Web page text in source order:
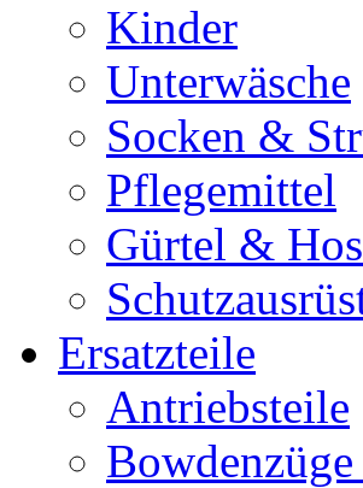
Kinder
Unterwäsche
Socken &
Pflegemittel
Gürtel &
Ersatzteile
Antriebsteile